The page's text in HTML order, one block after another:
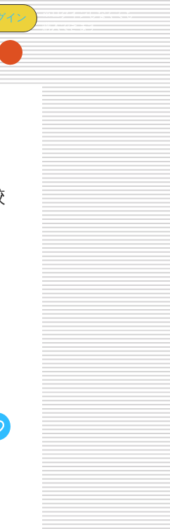
イン
※ログインしなくても
購入できます